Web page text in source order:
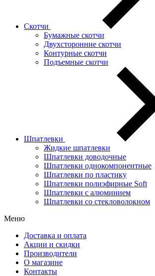
Скотчи
Бумажные скотчи
Двухсторонние скотчи
Контурные скотчи
Подъемные скотчи
Шпатлевки
Жидкие шпатлевки
Шпатлевки доводочные
Шпатлевки однокомпонентные
Шпатлевки по пластику
Шпатлевки полиэфирные Soft
Шпатлевки с алюминием
Шпатлевки со стекловолокном
Меню
Доставка и оплата
Акции и скидки
Производители
О магазине
Контакты